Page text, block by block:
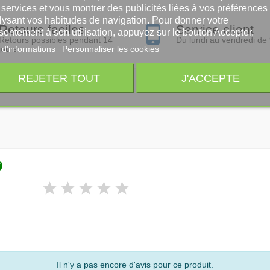
faciles
possibles pendant 14
Service client
Du lundi au vendredi de
Il n'y a pas encore d'avis pour ce produit.
et vous montrer des publicités liées à vos préférences
vos habitudes de navigation. Pour donner votre
à son utilisation, appuyez sur le bouton Accepter.
d'informations Personnaliser les cookies
REJETER TOUT J'ACCEPTE